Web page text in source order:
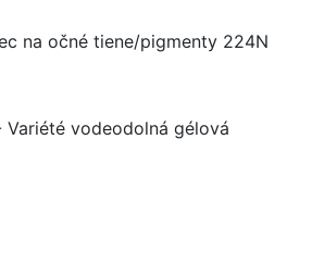
na očné tiene/pigmenty 224N
Variété vodeodolná gélová